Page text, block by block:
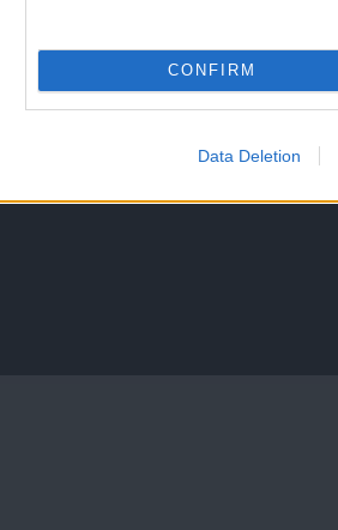
CONFIRM
Data Deletion